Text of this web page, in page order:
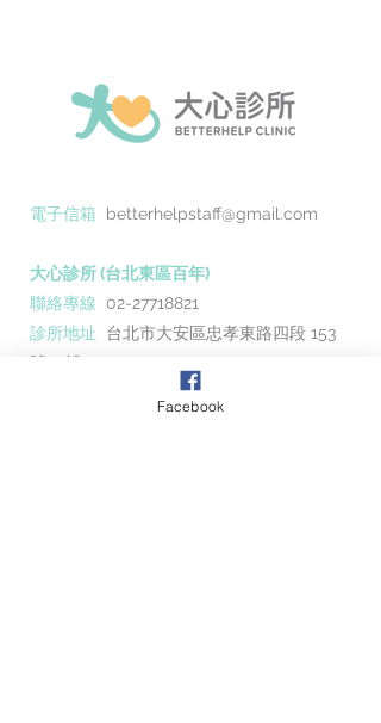
電子信箱 betterhelpstaff@gmail.com
大心診所 (台北東區百年)
聯絡專線
02-27718821
診所地址 台北市大安區忠孝東路四段 153
號 6 樓
(捷運忠孝敦化 7 號出口，出來即可上百年
Facebook